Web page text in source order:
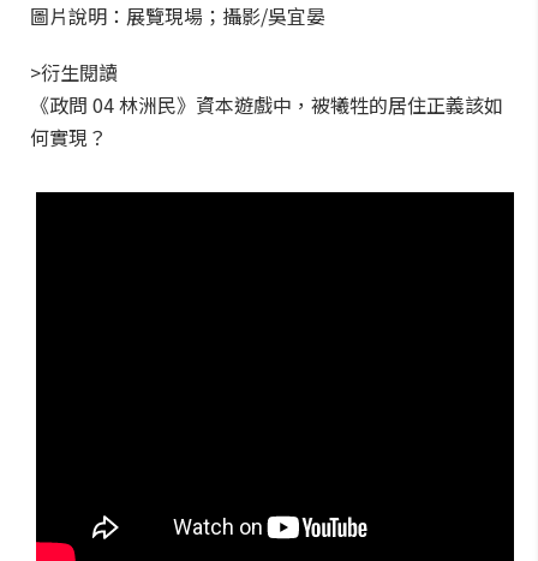
圖片說明：展覽現場；攝影/吳宜晏
>衍生閱讀
《政問 04 林洲民》資本遊戲中，被犧牲的居住正義該如
何實現？